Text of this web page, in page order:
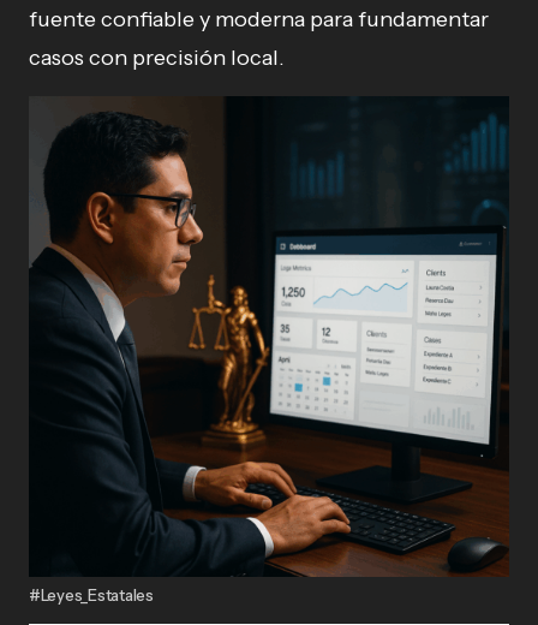
fuente confiable y moderna para fundamentar
casos con precisión local.
#Leyes_Estatales